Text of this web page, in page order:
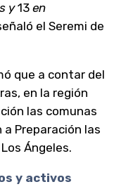
y13 en
el Seremi de
que a contar del
en la región
las comunas
a Preparación las
Ángeles.
y activos